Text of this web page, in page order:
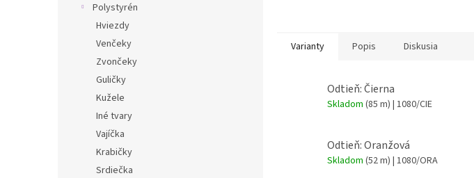
Polystyrén
Hviezdy
Venčeky
Zvončeky
Guličky
Kužele
Iné tvary
Vajíčka
Krabičky
Srdiečka
Varianty Popis Diskusia
Odtieň: Čierna
Skladom (85 m) | 1080/CIE
Odtieň: Oranžová
Skladom (52 m) | 1080/ORA